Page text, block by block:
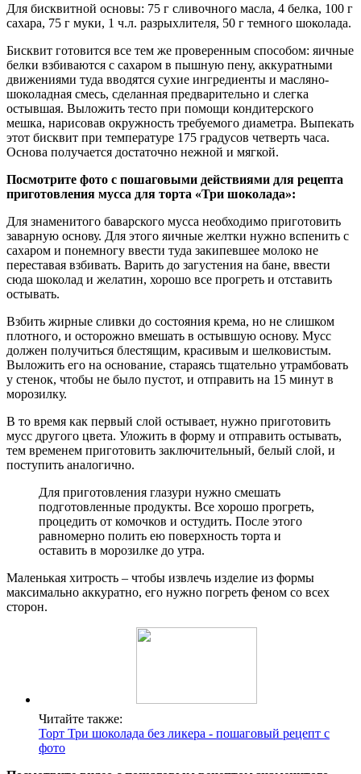
Для бисквитной основы: 75 г сливочного масла, 4 белка, 100 г
сахара, 75 г муки, 1 ч.л. разрыхлителя, 50 г темного шоколада.
Бисквит готовится все тем же проверенным способом: яичные
белки взбиваются с сахаром в пышную пену, аккуратными
движениями туда вводятся сухие ингредиенты и масляно-
шоколадная смесь, сделанная предварительно и слегка
остывшая. Выложить тесто при помощи кондитерского
мешка, нарисовав окружность требуемого диаметра. Выпекать
этот бисквит при температуре 175 градусов четверть часа.
Основа получается достаточно нежной и мягкой.
Посмотрите фото с пошаговыми действиями для рецепта
приготовления мусса для торта «Три шоколада»:
Для знаменитого баварского мусса необходимо приготовить
заварную основу. Для этого яичные желтки нужно вспенить с
сахаром и понемногу ввести туда закипевшее молоко не
переставая взбивать. Варить до загустения на бане, ввести
сюда шоколад и желатин, хорошо все прогреть и отставить
остывать.
Взбить жирные сливки до состояния крема, но не слишком
плотного, и осторожно вмешать в остывшую основу. Мусс
должен получиться блестящим, красивым и шелковистым.
Выложить его на основание, стараясь тщательно утрамбовать
у стенок, чтобы не было пустот, и отправить на 15 минут в
морозилку.
В то время как первый слой остывает, нужно приготовить
мусс другого цвета. Уложить в форму и отправить остывать,
тем временем приготовить заключительный, белый слой, и
поступить аналогично.
Для приготовления глазури нужно смешать
подготовленные продукты. Все хорошо прогреть,
процедить от комочков и остудить. После этого
равномерно полить ею поверхность торта и
оставить в морозилке до утра.
Маленькая хитрость – чтобы извлечь изделие из формы
максимально аккуратно, его нужно погреть феном со всех
сторон.
Читайте также:
Торт Три шоколада без ликера - пошаговый рецепт с
фото